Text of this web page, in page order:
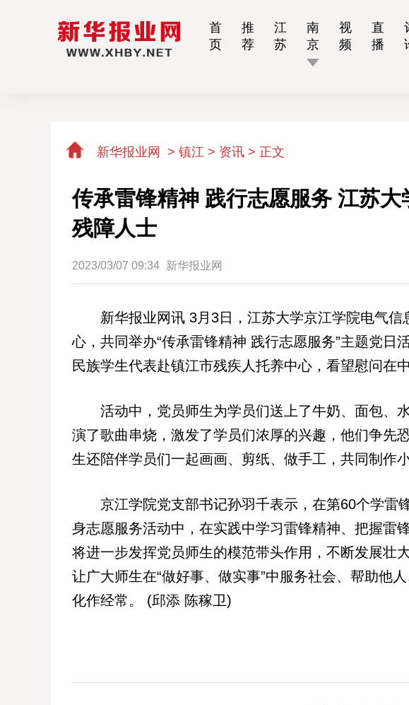
首
页
推
荐
江
苏
南
京
视
频
直
播
新华报业网 > 镇江 > 资讯 > 正文
传承雷锋精神 践行志愿服务 江苏
残障人士
2023/03/07 09:34 新华报业网
新华报业网讯 3月3日，江苏大学京江学院电气信
心，共同举办“传承雷锋精神 践行志愿服务”主题党日
民族学生代表赴镇江市残疾人托养中心，看望慰问在
活动中，党员师生为学员们送上了牛奶、面包、水
演了歌曲串烧，激发了学员们浓厚的兴趣，他们争先
生还陪伴学员们一起画画、剪纸、做手工，共同制作
京江学院党支部书记孙羽千表示，在第60个学雷
身志愿服务活动中，在实践中学习雷锋精神、把握雷
将进一步发挥党员师生的模范带头作用，不断发展壮
让广大师生在“做好事、做实事”中服务社会、帮助他人
化作经常。 (邱添 陈稼卫)